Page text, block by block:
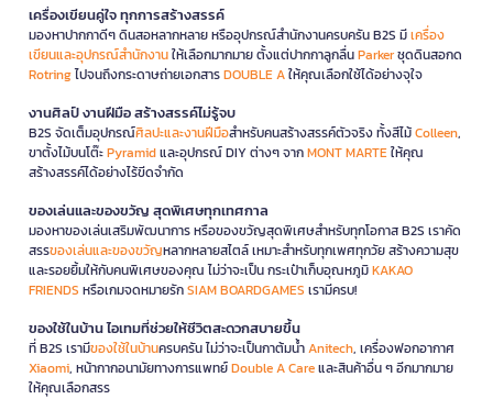
เครื่องเขียนคู่ใจ ทุกการสร้างสรรค์
มองหาปากกาดีๆ ดินสอหลากหลาย หรืออุปกรณ์สำนักงานครบครัน B2S มีเครื่อง
เขียนและอุปกรณ์สำนักงานให้เลือกมากมาย ตั้งแต่ปากกาลูกลื่นParkerชุดดินสอกด
Rotringไปจนถึงกระดาษถ่ายเอกสารDOUBLE Aให้คุณเลือกใช้ได้อย่างจุใจ
งานศิลป์ งานฝีมือ สร้างสรรค์ไม่รู้จบ
B2S จัดเต็มอุปกรณ์ศิลปะและงานฝีมือสำหรับคนสร้างสรรค์ตัวจริง ทั้งสีไม้Colleen,
ขาตั้งไม้บนโต๊ะPyramidและอุปกรณ์ DIY ต่างๆ จากMONT MARTEให้คุณ
สร้างสรรค์ได้อย่างไร้ขีดจำกัด
ของเล่นและของขวัญ สุดพิเศษทุกเทศกาล
มองหาของเล่นเสริมพัฒนาการ หรือของขวัญสุดพิเศษสำหรับทุกโอกาส B2S เราคัด
สรรของเล่นและของขวัญหลากหลายสไตล์ เหมาะสำหรับทุกเพศทุกวัย สร้างความสุข
และรอยยิ้มให้กับคนพิเศษของคุณ ไม่ว่าจะเป็น กระเป๋าเก็บอุณหภูมิKAKAO
FRIENDS หรือเกมจดหมายรักSIAM BOARDGAMES เรามีครบ!
ของใช้ในบ้าน ไอเทมที่ช่วยให้ชีวิตสะดวกสบายขึ้น
ที่ B2S เรามีของใช้ในบ้านครบครัน ไม่ว่าจะเป็นกาต้มน้ำAnitech, เครื่องฟอกอากาศ
Xiaomi, หน้ากากอนามัยทางการแพทย์Double A Careและสินค้าอื่น ๆ อีกมากมาย
ให้คุณเลือกสรร